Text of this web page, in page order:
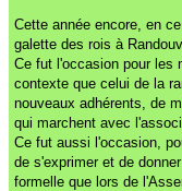
Cette année encore, en
galette des rois à
Ce fut l'occasion pour les
contexte que celui de la
nouveaux adhérents, de
qui marchent avec
Ce fut aussi l'occasion,
de s'exprimer et de
formelle que lors de